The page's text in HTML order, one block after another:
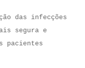
das infecções
segura e
pacientes